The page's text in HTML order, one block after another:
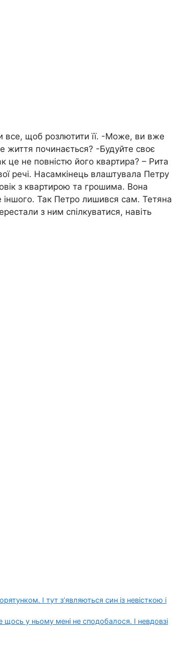
все, щоб розлютити її. -Може, ви вже
життя починається? -Будуйте своє
це не повністю його квартира? – Рита
речі. Насамкінець влаштувала Петру
з квартирою та грошима. Вона
Так Петро лишився сам. Тетяна
з ним спілкуватися, навіть
І тут з’являються син із невісткою і
у ньому мені не сподобалося. І невдовзі